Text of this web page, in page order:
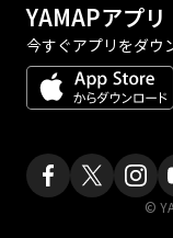
YAMAPアプリ
今すぐアプリをダウ
©